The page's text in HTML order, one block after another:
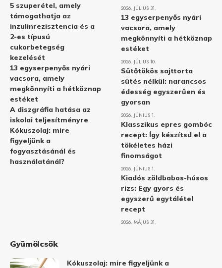
5 szuperétel, amely
támogathatja az
inzulinrezisztencia és a
2-es típusú
cukorbetegség
kezelését
13 egyserpenyős nyári
vacsora, amely
megkönnyíti a hétköznap
estéket
A diszgráfia hatása az
iskolai teljesítményre
Kókuszolaj: mire
figyeljünk a
fogyasztásánál és
használatánál?
2026. JÚLIUS 31.
13 egyserpenyős nyári
vacsora, amely
megkönnyíti a hétköznap
estéket
2026. JÚLIUS 10.
Sütőtökös sajttorta
sütés nélkül: narancsos
édesség egyszerűen és
gyorsan
2026. JÚNIUS 1.
Klasszikus epres gombóc
recept: Így készítsd el a
tökéletes házi
finomságot
2026. JÚNIUS 1.
Kiadós zöldbabos-húsos
rizs: Egy gyors és
egyszerű egytálétel
recept
2026. MÁJUS 31.
Gyümölcsök
Kókuszolaj: mire figyeljünk a